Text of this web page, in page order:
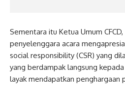
Sementara itu Ketua Umum
penyelenggara acara
social responsibility (CSR) yang
yang berdampak langsung
layak mendapatkan penghargaan